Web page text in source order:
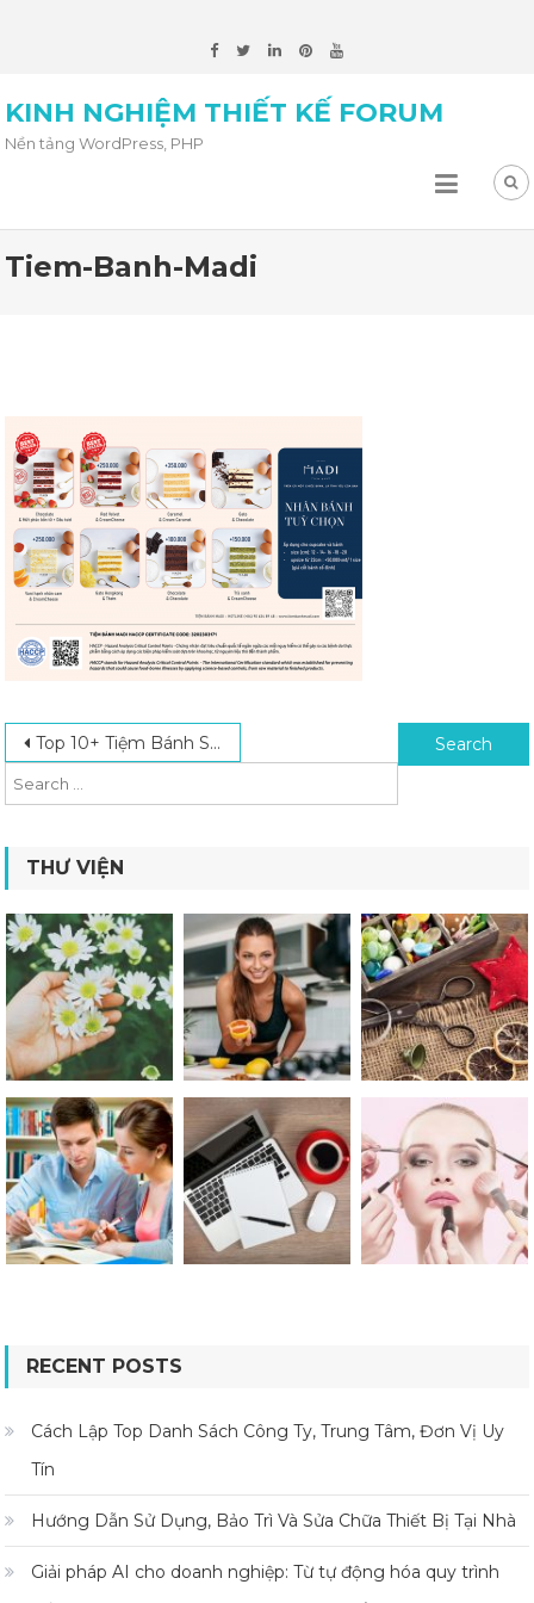
KINH NGHIỆM THIẾT KẾ FORUM
Nền tảng WordPress, PHP
Tiem-Banh-Madi
Post navigation
Top 10+ Tiệm Bánh Sinh Nhật Đặt Theo Yêu Cầu TPHCM Uy Tín Nhất Search for:
THƯ VIỆN
RECENT POSTS
Cách Lập Top Danh Sách Công Ty, Trung Tâm, Đơn Vị Uy
Tín
Hướng Dẫn Sử Dụng, Bảo Trì Và Sửa Chữa Thiết Bị Tại Nhà
Giải pháp AI cho doanh nghiệp: Từ tự động hóa quy trình